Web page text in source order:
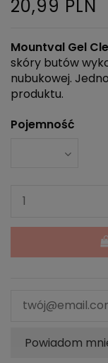
20,99 PLN
Mountval Gel
skóry butów
nubukowej.
produktu.
Pojemność
Powiadom